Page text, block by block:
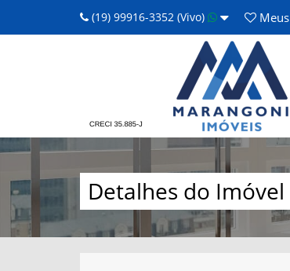
(19) 99916-3352 (Vivo) Meus
Detalhes do Imóvel